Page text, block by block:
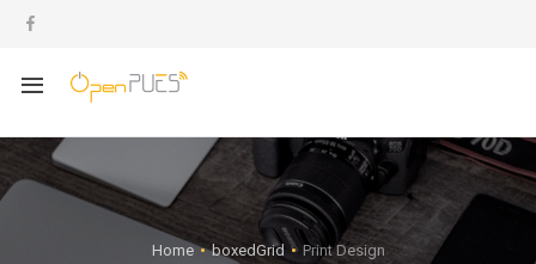
Home boxedGrid Print Design